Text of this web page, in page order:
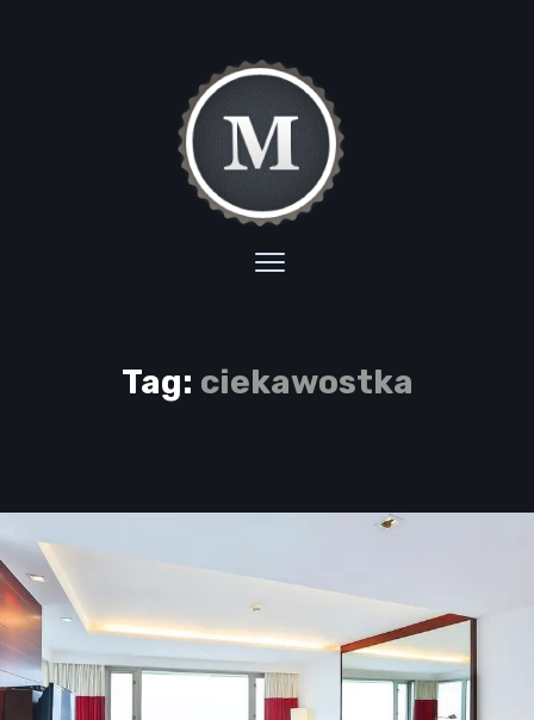
Tag: ciekawostka